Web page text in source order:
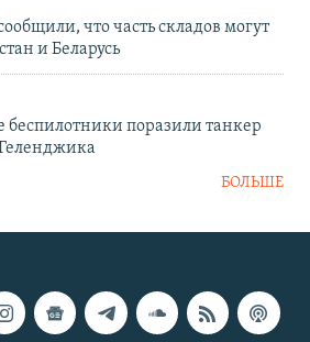
что часть складов могут
и Беларусь
беспилотники поразили танкер
БОЛЬШЕ